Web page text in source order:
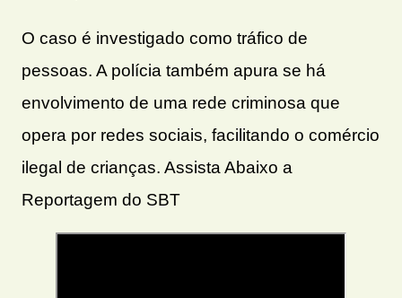
O caso é investigado como tráfico de
pessoas. A polícia também apura se há
envolvimento de uma rede criminosa que
opera por redes sociais, facilitando o comércio
ilegal de crianças. Assista Abaixo a
Reportagem do SBT